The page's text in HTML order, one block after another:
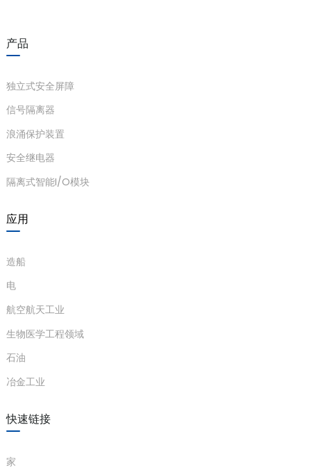
产品
独立式安全屏障
信号隔离器
浪涌保护装置
安全继电器
隔离式智能I/O模块
应用
造船
电
航空航天工业
生物医学工程领域
石油
冶金工业
快速链接
家